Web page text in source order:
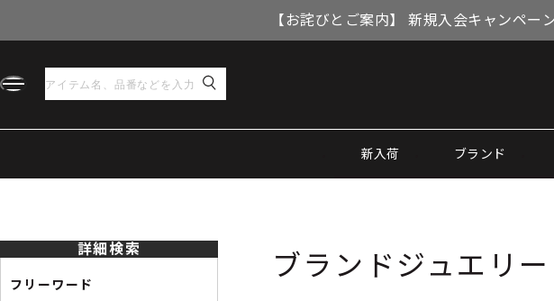
【お詫びとご案内】 新規入会キャンペ
新入荷 ブランド
詳細検索
フリーワード
ブランドジュエリ